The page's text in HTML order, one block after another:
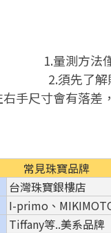
1.量測方法
2.須先了
手尺寸會有落差
常見珠寶品牌
台灣珠寶銀樓店
I-primo、
Tiffany等..美系品牌